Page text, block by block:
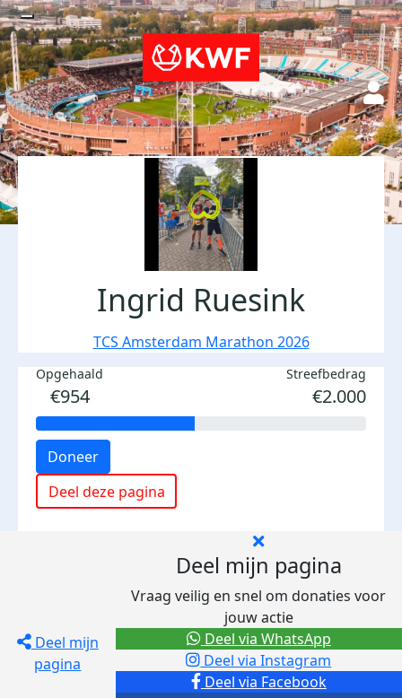
Ingrid Ruesink
TCS Amsterdam Marathon 2026
Opgehaald
€954
Streefbedrag
€2.000
Doneer
Deel deze pagina
Deel mijn
pagina
Deel mijn pagina
Vraag veilig en snel om donaties voor
jouw actie
Deel via Facebook
Deel via Instagram
Deel via WhatsApp